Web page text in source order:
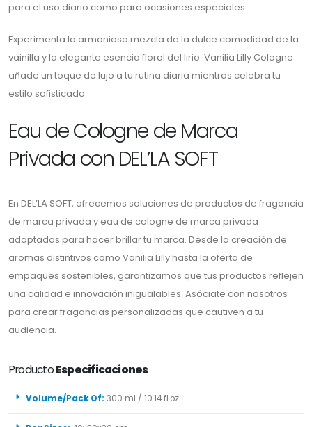
para el uso diario como para ocasiones especiales.
Experimenta la armoniosa mezcla de la dulce comodidad de la
vainilla y la elegante esencia floral del lirio. Vanilia Lilly Cologne
añade un toque de lujo a tu rutina diaria mientras celebra tu
estilo sofisticado.
Eau de Cologne de Marca
Privada con DEL’LA SOFT
En DEL’LA SOFT, ofrecemos soluciones de productos de fragancia
de marca privada y eau de cologne de marca privada
adaptadas para hacer brillar tu marca. Desde la creación de
aromas distintivos como Vanilia Lilly hasta la oferta de
empaques sostenibles, garantizamos que tus productos reflejen
una calidad e innovación inigualables. Asóciate con nosotros
para crear fragancias personalizadas que cautiven a tu
audiencia.
ProductoEspecificaciones
Volume/Pack Of: 300 ml / 10.14 fl.oz